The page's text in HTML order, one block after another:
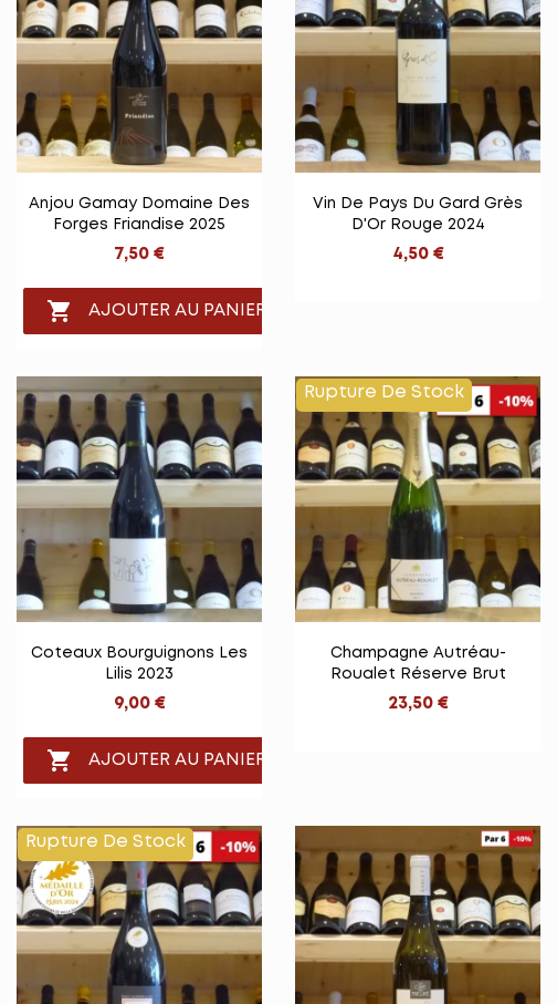
Vue rapide
Anjou Gamay Domaine Des
Forges Friandise 2025
7,50 €
 AJOUTER AU PANIER
Vue rapide
Vin De Pays Du Gard Grès
D'Or Rouge 2024
4,50 €
Vue rapide
Coteaux Bourguignons Les
Lilis 2023
9,00 €
 AJOUTER AU PANIER
Vue rapide
Champagne Autréau-
Roualet Réserve Brut
23,50 €
Rupture De Stock
Rupture De Stock